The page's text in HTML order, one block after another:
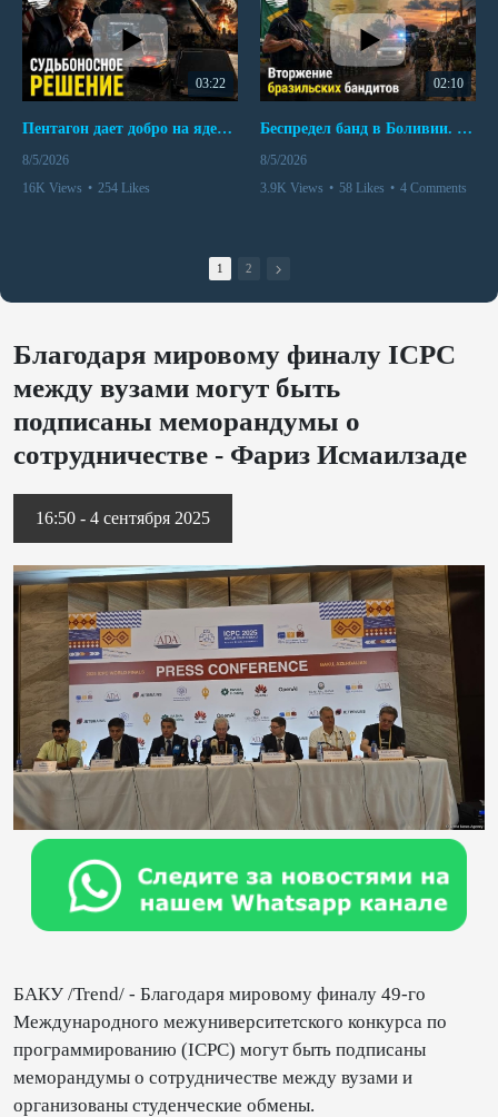
03:22
Пентагон дает добро на ядерный удар по противникам США
8/5/2026
16K Views • 254 Likes
02:10
Беспредел банд в Боливии. Расправы над наркоторговцами
8/5/2026
3.9K Views • 58 Likes • 4 Comments
1 2
Благодаря мировому финалу ICPC
между вузами могут быть
подписаны меморандумы о
сотрудничестве - Фариз Исмаилзаде
16:50 - 4 сентября 2025
БАКУ /Trend/ - Благодаря мировому финалу 49-го
Международного межуниверситетского конкурса по
программированию (ICPC) могут быть подписаны
меморандумы о сотрудничестве между вузами и
организованы студенческие обмены.